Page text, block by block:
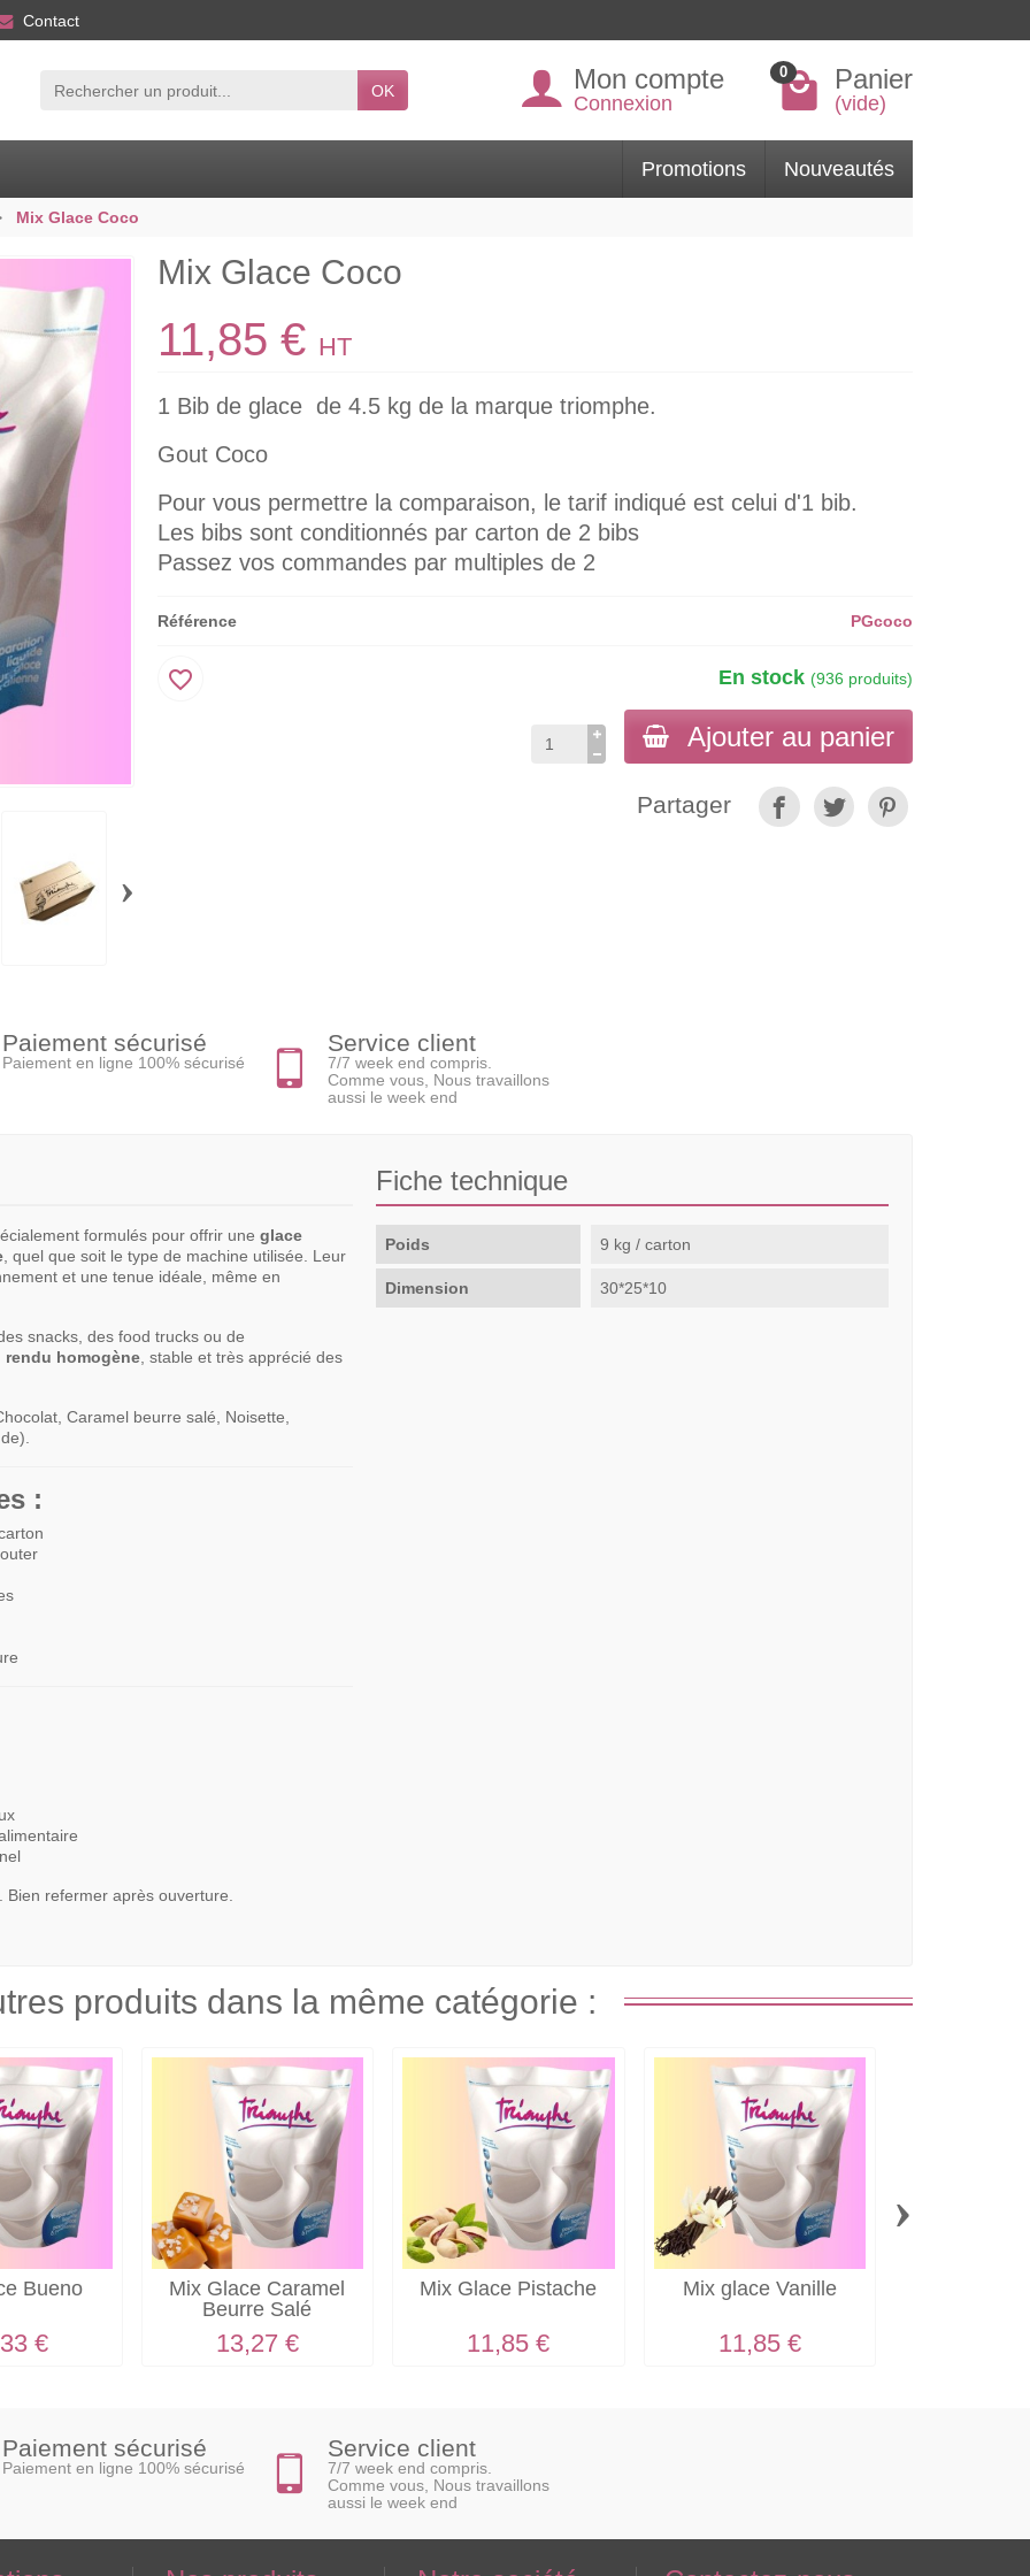
Contact
OK Mon compte
Connexion
0 Panier
(vide)
Promotions Nouveautés
Mix Glace Coco
›
Mix Glace Coco
11,85 € HT
1 Bib de glace de 4.5 kg de la marque triomphe.
Gout Coco
Pour vous permettre la comparaison, le tarif indiqué est celui d'1 bib.
Les bibs sont conditionnés par carton de 2 bibs
Passez vos commandes par multiples de 2
Référence PGcoco
En stock (936 produits)
Ajouter au panier
favorite_border
Partager
Paiement sécurisé
Paiement en ligne 100% sécurisé
Service client
7/7 week end compris.
Comme vous, Nous travaillons
aussi le week end
formulés pour offrir une glace
, quel que soit le type de machine utilisée. Leur
et une tenue idéale, même en
snacks, des food trucks ou de
rendu homogène , stable et très apprécié des
Caramel beurre salé, Noisette,
:
refermer après ouverture.
Fiche technique
Poids 9 kg / carton
Dimension 30*25*10
produits dans la même catégorie :
Bueno
€
Mix Glace Caramel
Beurre Salé
13,27 €
Mix Glace Pistache
11,85 €
Mix glace Vanille
11,85 €
›
Paiement sécurisé
Paiement en ligne 100% sécurisé
Service client
7/7 week end compris.
Comme vous, Nous travaillons
aussi le week end